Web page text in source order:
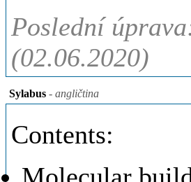
Poslední
(02.06.2020)
Sylabus - angličtina
Contents: